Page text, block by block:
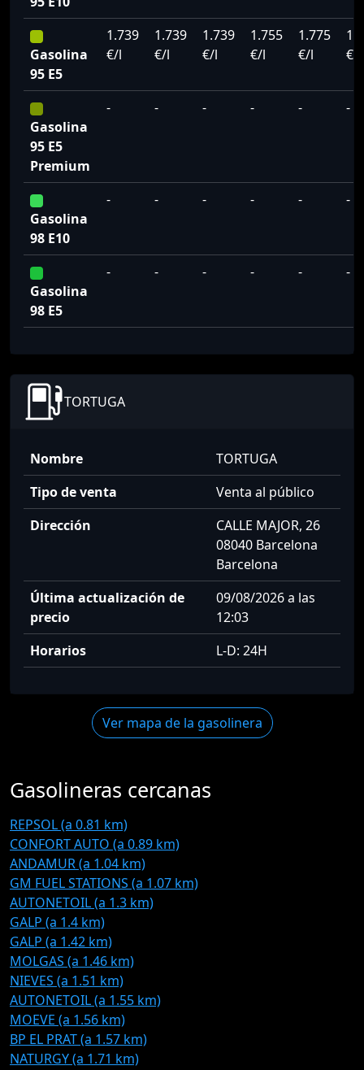
Gasolina
95 E5
1.739
€/l
1.739
€/l
1.739
€/l
1.755
€/l
1.775
€/l
€/l
Gasolina
95 E5
Premium
- - - - - -
Gasolina
98 E10
- - - - - -
Gasolina
98 E5
- - - - - -
TORTUGA
Nombre
TORTUGA
Tipo de venta
Venta al público
Dirección
CALLE MAJOR, 26
08040 Barcelona
Barcelona
Última actualización de
precio
09/08/2026 a las
12:03
Horarios
L-D: 24H
Ver mapa de la gasolinera
Gasolineras cercanas
REPSOL (a 0.81 km)
CONFORT AUTO (a 0.89 km)
ANDAMUR (a 1.04 km)
GM FUEL STATIONS (a 1.07 km)
AUTONETOIL (a 1.3 km)
GALP (a 1.4 km)
GALP (a 1.42 km)
MOLGAS (a 1.46 km)
NIEVES (a 1.51 km)
AUTONETOIL (a 1.55 km)
MOEVE (a 1.56 km)
BP EL PRAT (a 1.57 km)
NATURGY (a 1.71 km)